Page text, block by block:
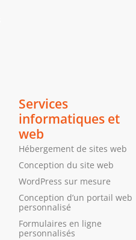
Services
informatiques et
web
Hébergement de sites web
Conception du site web
WordPress sur mesure
Conception d’un portail web
personnalisé
Formulaires en ligne
personnalisés